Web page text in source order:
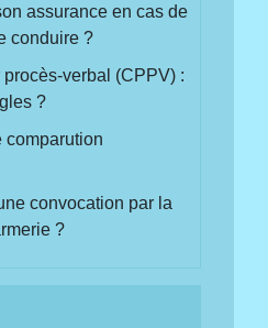
assurance en cas de
conduire ?
verbal (CPPV) :
?
comparution
convocation par la
?